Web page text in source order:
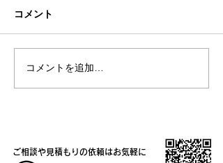
熊本地震明けの営業につ
いてのお知らせ
コメント
コメントを追加…
ご相談や見積もりの依頼はお気軽に